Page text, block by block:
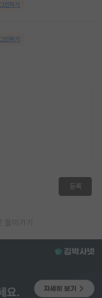
인하기
인하기
등록
돌아가기